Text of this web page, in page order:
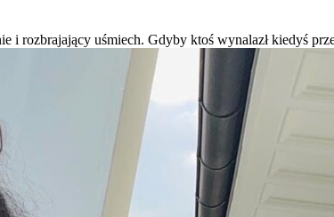
rozbrajający uśmiech. Gdyby ktoś wynalazł kiedyś